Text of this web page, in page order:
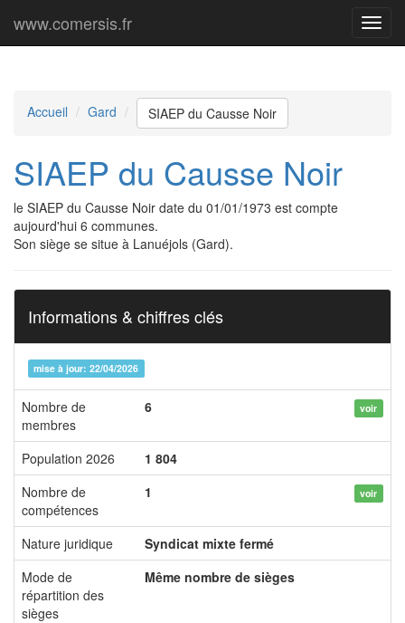
Menu
www.comersis.fr
Accueil Gard SIAEP du Causse Noir
SIAEP du Causse Noir
le SIAEP du Causse Noir date du 01/01/1973 est compte
aujourd'hui 6 communes.
Son siège se situe à Lanuéjols (Gard).
Informations & chiffres clés
mise à jour: 22/04/2026
Nombre de
membres
6 voir
Population 2026
1 804
Nombre de
compétences
1 voir
Nature juridique
Syndicat mixte fermé
Mode de
répartition des
sièges
Même nombre de sièges